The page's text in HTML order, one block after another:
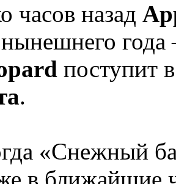
часов назад
нынешнего
поступит
.
«Снежный